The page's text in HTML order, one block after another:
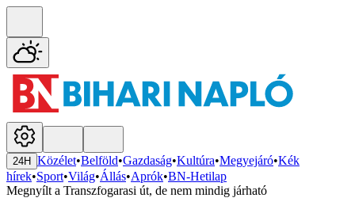
24H Közélet•Belföld•Gazdaság•Kultúra•Megyejáró•Kék
hírek•Sport•Világ•Állás•Aprók•BN-Hetilap
Megnyílt a Transzfogarasi út, de nem mindig járható